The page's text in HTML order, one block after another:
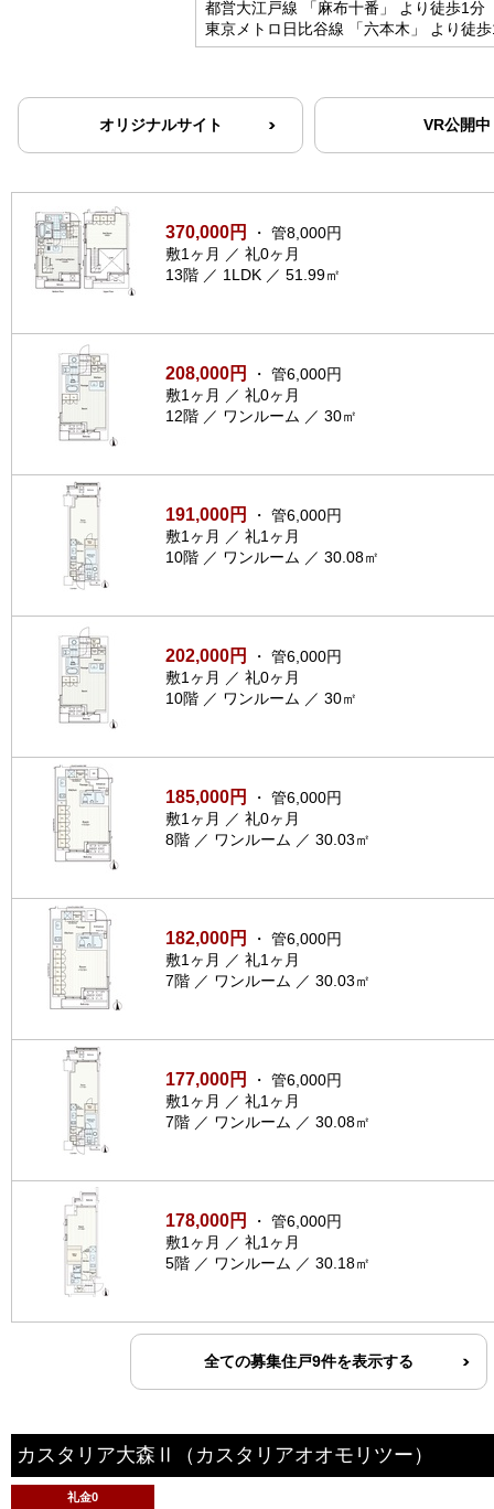
都営大江戸線 「麻布十番」 より徒歩1分
東京メトロ日比谷線 「六本木」 より徒
オリジナルサイト VR公開中
370,000円
・ 管8,000円
敷1ヶ月 ／ 礼0ヶ月
13階 ／ 1LDK ／ 51.99㎡
208,000円
・ 管6,000円
敷1ヶ月 ／ 礼0ヶ月
12階 ／ ワンルーム ／ 30㎡
191,000円
・ 管6,000円
敷1ヶ月 ／ 礼1ヶ月
10階 ／ ワンルーム ／ 30.08㎡
202,000円
・ 管6,000円
敷1ヶ月 ／ 礼0ヶ月
10階 ／ ワンルーム ／ 30㎡
185,000円
・ 管6,000円
敷1ヶ月 ／ 礼0ヶ月
8階 ／ ワンルーム ／ 30.03㎡
182,000円
・ 管6,000円
敷1ヶ月 ／ 礼1ヶ月
7階 ／ ワンルーム ／ 30.03㎡
177,000円
・ 管6,000円
敷1ヶ月 ／ 礼1ヶ月
7階 ／ ワンルーム ／ 30.08㎡
178,000円
・ 管6,000円
敷1ヶ月 ／ 礼1ヶ月
5階 ／ ワンルーム ／ 30.18㎡
全ての募集住戸9件を表示する
カスタリア大森Ⅱ （カスタリアオオモリツー）
礼金0